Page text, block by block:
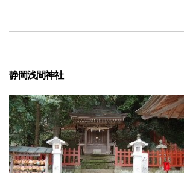
静岡浅間神社